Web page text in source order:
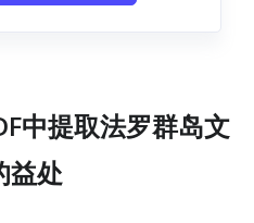
中提取法罗群岛文
益处